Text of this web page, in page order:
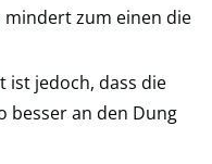
zum einen die
ist jedoch, dass die
besser an den Dung